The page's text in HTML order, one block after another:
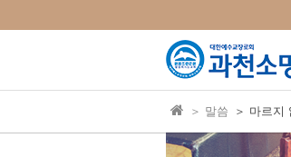
＞ 말씀 ＞ 마르지
Sketchbook5, 스케치
Sketchbook5, 스케치